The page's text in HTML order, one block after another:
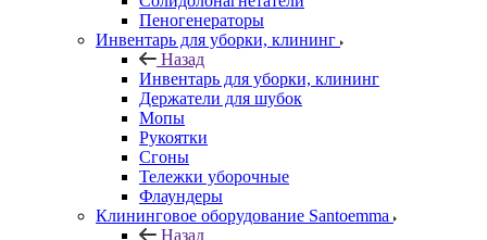
Пеногенераторы
Инвентарь для уборки, клининг
Назад
Инвентарь для уборки, клининг
Держатели для шубок
Мопы
Рукоятки
Сгоны
Тележки уборочные
Флаундеры
Клининговое оборудование Santoemma
Назад